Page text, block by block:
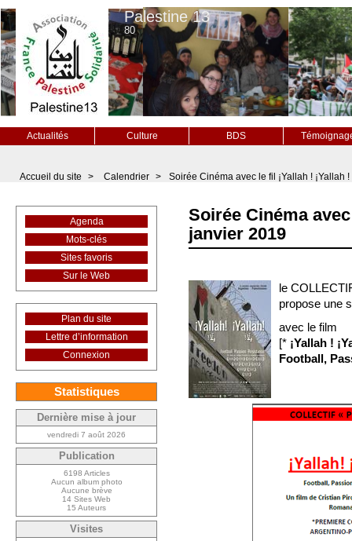
Palestine 13
80
Actualités Culture BDS
Accueil du site > Calendrier > Soirée Cinéma avec le fil ¡Yallah ! ¡Yallah
Soirée Cinéma
janvier 2019
le
propose une
avec le film
[* ¡Yallah !
Football,
Agenda
Mots-clés
Sites favoris
Sur le Web
Plan du site
Lettre d’information
Connexion
Statistiques
Dernière mise à jour
vendredi 7 août 2026
Publication
6198 Articles
Aucun album photo
Aucune brève
14 Sites Web
15 Auteurs
Visites